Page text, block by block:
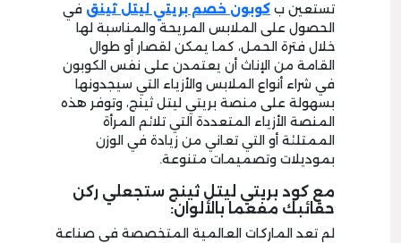
تستعين ب كوبون خصم بريتي ليتل ثينق في
الحصول على الملابس المريحة والمناسبة لها
خلال فترة الحمل، كما يمكن لقصار أو طوال
القامة من الإناث أن يعتمدن على نفس الكوبون
في شراء أنواع الملابس والأزياء التي سيجدونها
بسهولة على منصة بريتي ليتل ثينج، وتوفر هذه
المنصة الأزياء المتعددة التي تلائم المرأة
الممتلئة أو التي تعاني من زيادة في الوزن
بموديلات وتصميمات متنوعة.
مع كود بريتي ليتل ثينج ستجعلي ركن
حقائبك مفعما بالألوان:
لم تعد الماركات العالمية المتخصصة في صناعة